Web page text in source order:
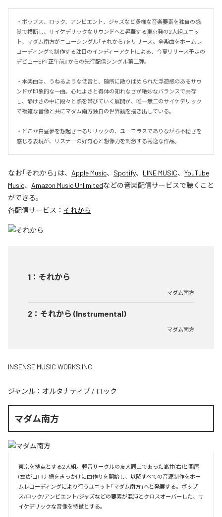
・ポップス、ロック、アンビエント、ジャズなど多様な音楽要素を独自の感
覚で横断し、サイケデリックなサウンドへと昇華する東京発の2人組ユニッ
ト、マダム南方がニューシングル「それから」をリリース。全楽曲をホームレ
コーディングで制作する注目のインディーアクトによる、今夏リリース予定の
デビューEP『正午前』からの先行配信シングル第二弾。
・本楽曲は、うねるような低音と、随所に散りばめられた浮遊感のあるサウ
ンドが印象的な一曲。心地よさと得体の知れなさが絶妙なバランスで共存
し、静けさの中に段々と熱を帯びていく展開が、唯一無二のサイケデリック
で複雑な音像と共にマダム南方独自の世界観を描き出している。
・どこか白昼夢を想起させるリリックの、ユーモラスでありながら不穏さを
感じる表現が、リスナーの好奇心と想像力を刺激する秀逸な作品。
なお「それから 」は、 Apple Music、 Spotify、 LINE MUSIC、 YouTube
Music、 Amazon Music Unlimitedなどの音楽配信サービスで聴くこと
ができる。
各配信サービス： それから
1 ： それから
マダム南方
2 ： それから (Instrumental)
マダム南方
INSENSE MUSIC WORKS INC.
ジャンル： オルタナティブ / ロック
マダム南方
東京を拠点とする2人組。軽音サークルの友人同士であった高井(右)と関屋
(左)がコロナ禍をきっかけに曲作りを開始し、以降すべての音源制作をホー
ムレコーディングにより行うユニット「マダム南方」へと発展する。ポップ
ス/ロック/アンビエント/ジャズなどの要素が混沌とクロスオーバーした、サ
イケデリックな音像を特徴とする。